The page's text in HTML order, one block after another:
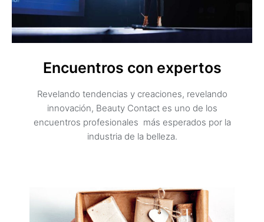
Encuentros con expertos
Revelando tendencias y creaciones, revelando
innovación, Beauty Contact es uno de los
encuentros profesionales más esperados por la
industria de la belleza.